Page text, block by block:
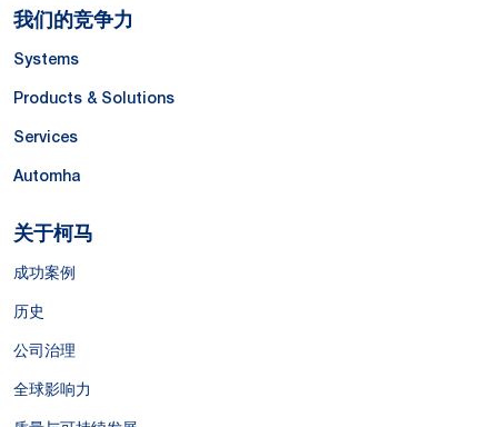
我们的竞争力
Systems
Products & Solutions
Services
Automha
关于柯马
成功案例
历史
公司治理
全球影响力